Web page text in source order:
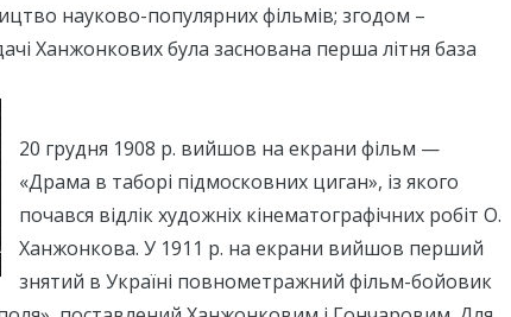
науково-популярних фільмів; згодом –
Ханжонкових була заснована перша літня база
20 грудня 1908 р. вийшов на екрани фільм —
«Драма в таборі підмосковних циган», із якого
почався відлік художніх кінематографічних робіт О.
Ханжонкова. У 1911 р. на екрани вийшов перший
знятий в Україні повнометражний фільм-бойовик